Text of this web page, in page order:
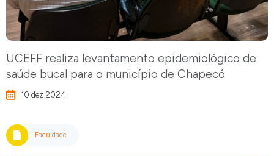
UCEFF realiza levantamento epidemiológico de
saúde bucal para o município de Chapecó
10 dez 2024
Faculdade